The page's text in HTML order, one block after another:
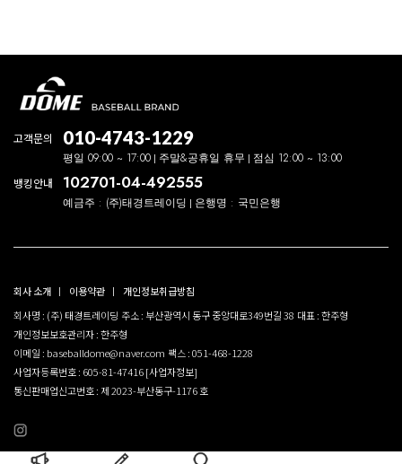
고객문의 010-4743-1229
평일 09:00 ~ 17:00 주말&공휴일 휴무 점심 12:00 ~ 13:00
뱅킹안내 102701-04-492555
예금주 : (주)태경트레이딩 은행명 : 국민은행
회사 소개 이용약관
개인정보취급방침
회사명 : (주) 태경트레이딩 주소 : 부산광역시 동구 중앙대로349번길 38 대표 : 한주형
개인정보보호관리자 : 한주형
이메일 : baseballdome@naver.com 팩스 : 051-468-1228
사업자등록번호 : 605-81-47416[사업자정보]
통신판매업신고번호 : 제 2023-부산동구-1176 호